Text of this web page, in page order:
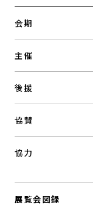
会期
主催
後援
協賛
協力
展覧会図録